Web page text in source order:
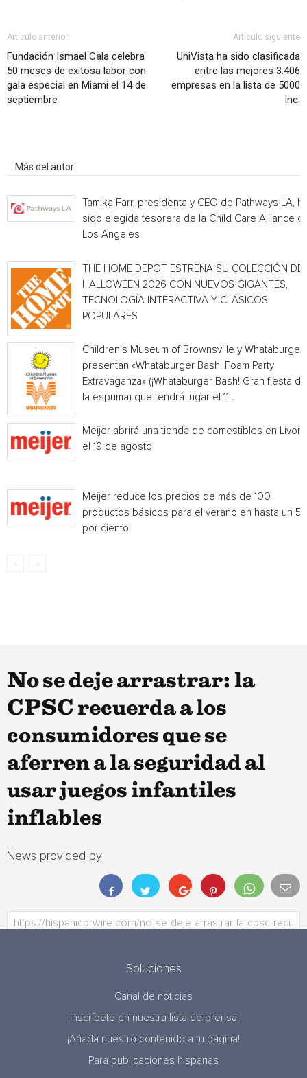
Artículo anterior
Fundación Ismael Cala celebra
50 meses de exitosa labor con
gala especial en Miami el 14 de
septiembre
Artículo siguiente
UniVista ha sido clasificada
entre las mejores 3.406
empresas en la lista de 5000
Inc.
Más del autor
Tamika Farr, presidenta y CEO de Pathways LA,
sido elegida tesorera de la Child Care Alliance of
Los Angeles
THE HOME DEPOT ESTRENA SU COLECCIÓN DE
HALLOWEEN 2026 CON NUEVOS GIGANTES,
TECNOLOGÍA INTERACTIVA Y CLÁSICOS
POPULARES
Children’s Museum of Brownsville y Whataburger
presentan «Whataburger Bash! Foam Party
Extravaganza» (¡Whataburger Bash! Gran fiesta de
la espuma) que tendrá lugar el 11...
Meijer abrirá una tienda de comestibles en
el 19 de agosto
Meijer reduce los precios de más de 100
productos básicos para el verano en hasta un
por ciento
No se deje arrastrar: la
CPSC recuerda a los
consumidores que se
aferren a la seguridad al
usar juegos infantiles
inflables
News provided by:
Soluciones
Canal de noticias
Inscríbete en nuestra lista de prensa
¡Añada nuestro contenido a tu página!
Para publicaciones hispanas